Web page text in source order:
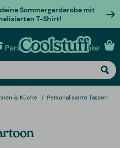
Sommergarderobe mit
T-Shirt!
Personalisierte geschenke
& Küche Personalisierte Tassen